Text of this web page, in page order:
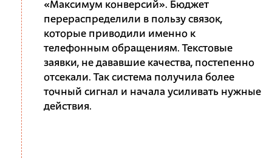
«Максимум конверсий». Бюджет
перераспределили в пользу связок,
которые приводили именно к
телефонным обращениям. Текстовые
заявки, не дававшие качества, постепенно
отсекали. Так система получила более
точный сигнал и начала усиливать нужные
действия.